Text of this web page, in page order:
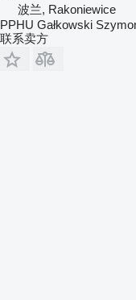
波兰, Rakoniewice
PPHU Gałkowski
联系卖方